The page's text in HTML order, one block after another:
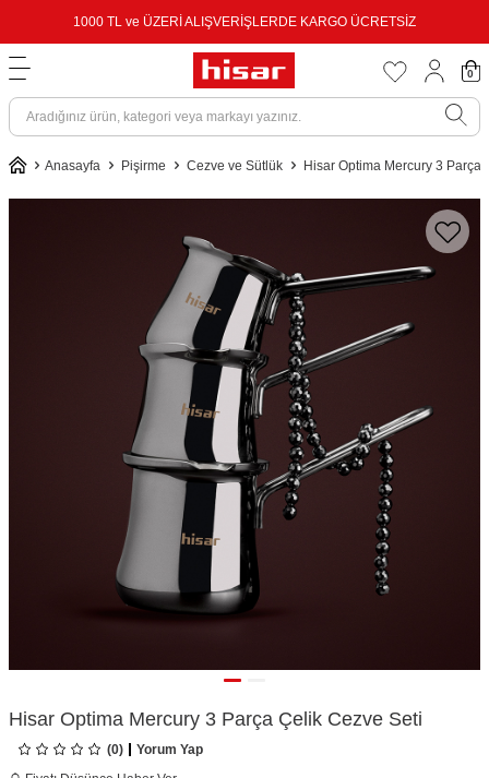
1000 TL ve ÜZERİ ALIŞVERİŞLERDE KARGO ÜCRETSİZ
0
Anasayfa Pişirme Cezve ve Sütlük Hisar Optima Mercury 3 Parça
Hisar Optima Mercury 3 Parça Çelik Cezve Seti
(0)
Yorum Yap